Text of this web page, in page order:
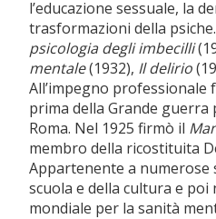
l’educazione sessuale, la
trasformazioni della
psicologia degli imbecilli
mentale(1932), Il delirio
All’impegno
prima della Grande guerra
Roma. Nel 1925 firmò il
membro della ricostituita
Appartenente a numerose
scuola e della cultura e poi
mondiale per la sanità